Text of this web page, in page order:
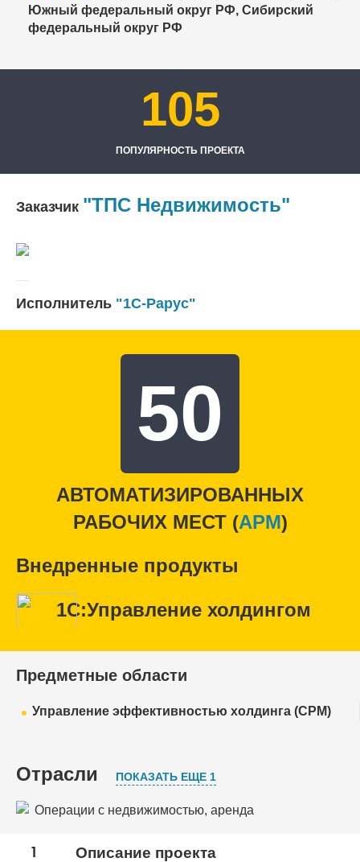
Южный федеральный округ РФ, Сибирский
федеральный округ РФ
105
ПОПУЛЯРНОСТЬ ПРОЕКТА
Заказчик "ТПС Недвижимость"
Исполнитель "1С-Рарус"
50
АВТОМАТИЗИРОВАННЫХ
РАБОЧИХ МЕСТ (APM)
Внедренные продукты
1С:Управление холдингом
Предметные области
Управление эффективностью холдинга (CPM)
Отрасли ПОКАЗАТЬ ЕЩЕ 1
Операции с недвижимостью, аренда
Строительство
1 Описание проекта